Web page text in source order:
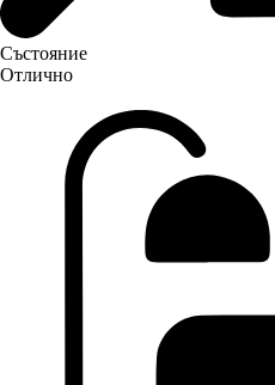
Състояние
Отлично